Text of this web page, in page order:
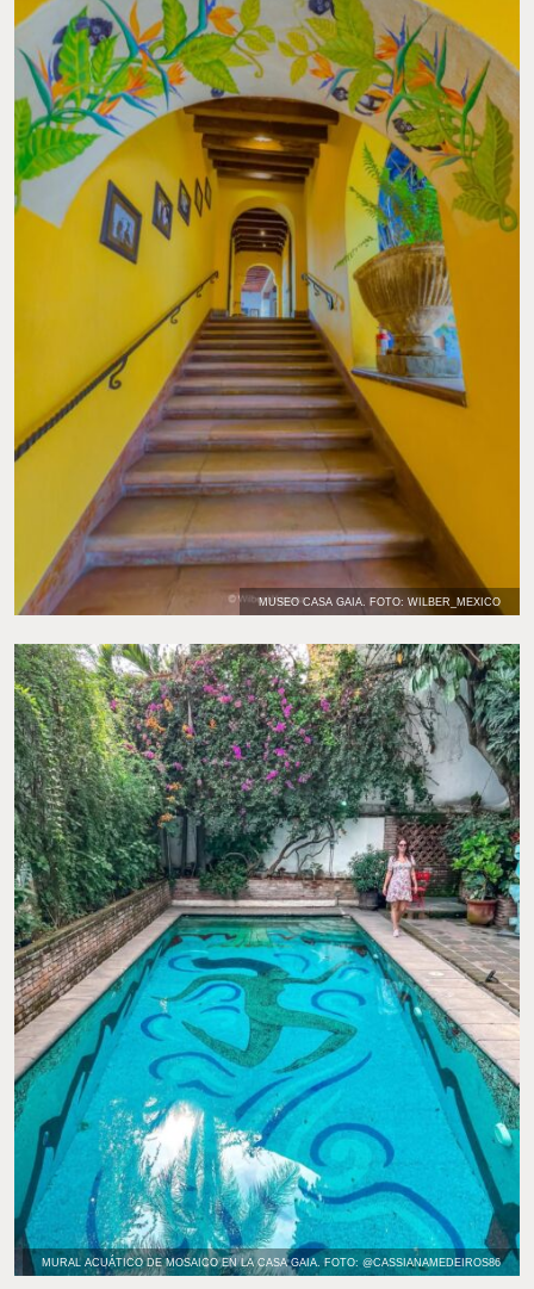
MUSEO CASA GAIA. FOTO: WILBER_MEXICO
MURAL ACUÁTICO DE MOSAICO EN LA CASA GAIA. FOTO: @CASSIANAMEDEIROS86
¡Viaja, disfruta y comparte!